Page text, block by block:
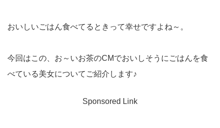
おいしいごはん食べてるときって幸せですよね～。
今回はこの、お～いお茶のCMでおいしそうにごはんを食
べている美女についてご紹介します♪
Sponsored Link